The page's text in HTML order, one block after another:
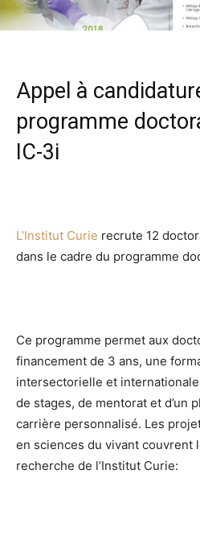
Appel à
programme
IC-3i
L’Institut Curie recrute 12
dans le cadre du programme
Ce programme permet aux
financement de 3 ans, une
intersectorielle et
de stages, de mentorat et d’un
carrière personnalisé. Les
en sciences du vivant couvrent
recherche de l’Institut Curie: